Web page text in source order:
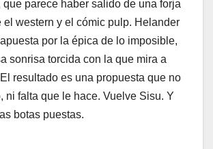
que parece haber salido de una forja
el western y el cómic pulp. Helander
por la épica de lo imposible,
sonrisa torcida con la que mira a
resultado es una propuesta que no
ni falta que le hace. Vuelve Sisu. Y
botas puestas.